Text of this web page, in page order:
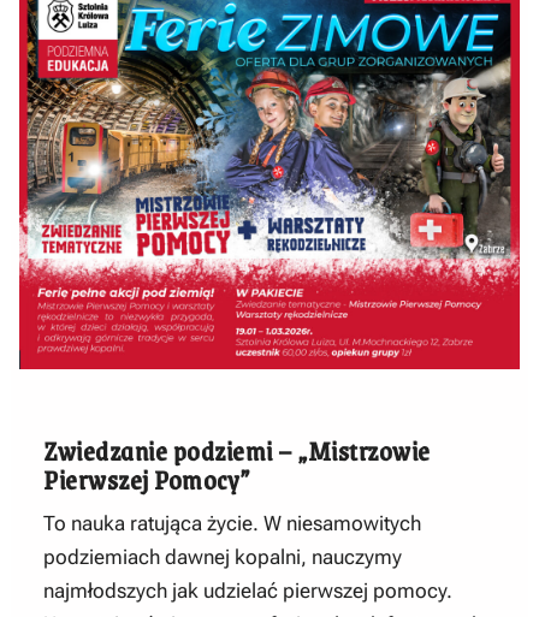
Zwiedzanie podziemi – „Mistrzowie
Pierwszej Pomocy”
To nauka ratująca życie. W niesamowitych
podziemiach dawnej kopalni, nauczymy
najmłodszych jak udzielać pierwszej pomocy.